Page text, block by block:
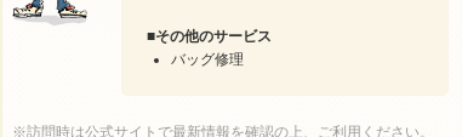
■その他のサービス
バッグ修理
※訪問時は公式サイトで最新情報を確認の上、ご利用ください。